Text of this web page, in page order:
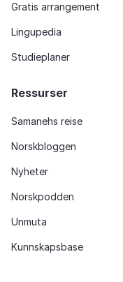
Gratis arrangement
Lingupedia
Studieplaner
Ressurser
Samanehs reise
Norskbloggen
Nyheter
Norskpodden
Unmuta
Kunnskapsbase